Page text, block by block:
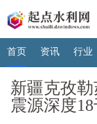
首页 资讯 行业
新疆克孜
震源深度